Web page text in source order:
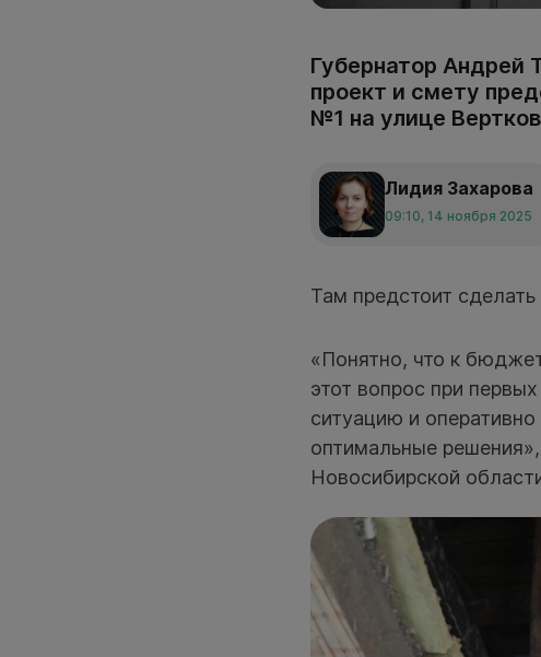
Губернатор Андрей
проект и смету
№1 на улице
Лидия Захарова
09:10, 14 ноября 2025
Там предстоит
«Понятно, что к
этот вопрос при
ситуацию и
оптимальные
Новосибирской